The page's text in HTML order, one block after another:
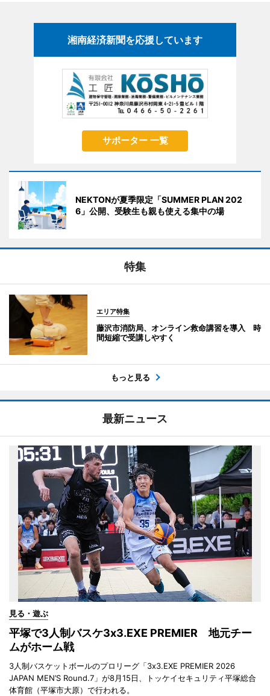
湘南経済新聞を応援しています
サポーター 一覧
NEKTONが夏季限定「SUMMER PLAN 202
6」公開、受験生も親も使える集中の場
特集
エリア特集
藤沢市消防局、オンライン救命講習を導入 時
間短縮で受講しやすく
もっと見る
最新ニュース
見る・遊ぶ
平塚で3人制バスケ3x3.EXE PREMIER 地元チー
ムがホーム戦
3人制バスケットボールのプロリーグ「3x3.EXE PREMIER 2026
JAPAN MEN’S Round.7」が8月15日、トッケイセキュリティ平塚総合
体育館（平塚市大原）で行われる。